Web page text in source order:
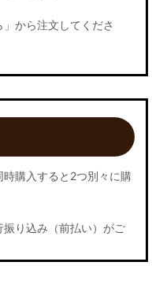
」から注文してくださ
購入すると2つ別々に購
り込み（前払い）がご